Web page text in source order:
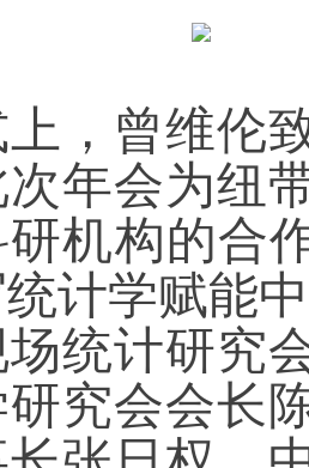
，曾维伦
年会为纽
机构的合
计学赋能
统计研究
究会会长